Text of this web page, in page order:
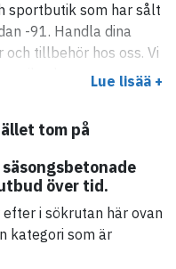
sportbutik som har sålt
-91. Handla dina
och tillbehör hos oss. Vi
Lue lisää +
tom på
över tid.
i sökrutan här ovan
kategori som är